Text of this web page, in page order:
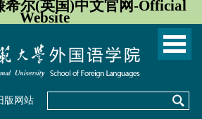
尔(英国)中文官网-Official
Website
版网站